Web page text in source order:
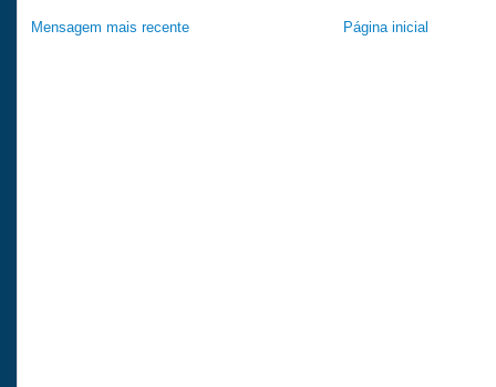
Mensagem mais recente Página inicial